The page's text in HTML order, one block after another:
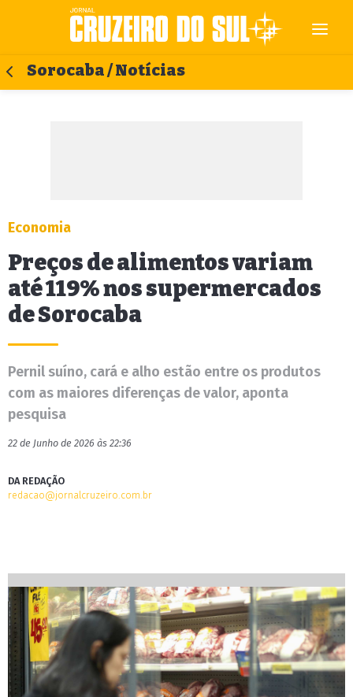
Sorocaba / Notícias
Economia
Preços de alimentos variam
até 119% nos supermercados
de Sorocaba
Pernil suíno, cará e alho estão entre os produtos
com as maiores diferenças de valor, aponta
pesquisa
22 de Junho de 2026 às 22:36
DA REDAÇÃO
redacao@jornalcruzeiro.com.br